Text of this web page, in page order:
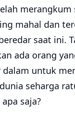
merangkum
mahal dan
saat ini.
ada orang
dalam untuk
seharga
saja?